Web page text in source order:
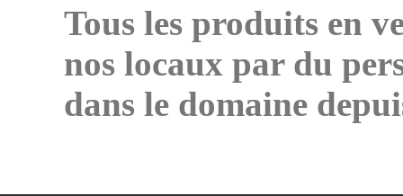
Tous les produits en
nos locaux par du
dans le domaine